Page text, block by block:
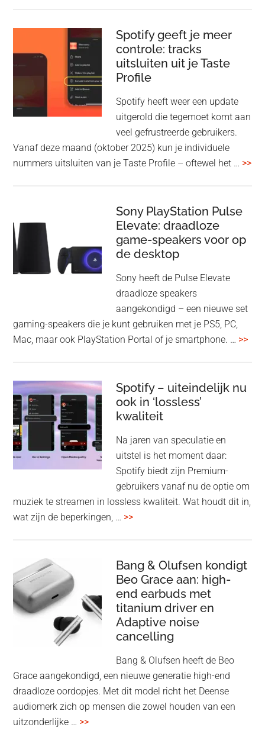
sharing
WF-
en
1000XM6
nieuwe
Spotify geeft je meer
controle: tracks
uitsluiten uit je Taste
Profile
Spotify heeft weer een update
uitgerold die tegemoet komt aan
veel gefrustreerde gebruikers.
Vanaf deze maand (oktober 2025) kun je individuele
nummers uitsluiten van je Taste Profile – oftewel het … >>
Sony PlayStation Pulse
Elevate: draadloze
game-speakers voor op
de desktop
Sony heeft de Pulse Elevate
draadloze speakers
aangekondigd – een nieuwe set
gaming-speakers die je kunt gebruiken met je PS5, PC,
Mac, maar ook PlayStation Portal of je smartphone. … >>
Spotify – uiteindelijk nu
ook in ‘lossless’
kwaliteit
Na jaren van speculatie en
uitstel is het moment daar:
Spotify biedt zijn Premium-
gebruikers vanaf nu de optie om
muziek te streamen in lossless kwaliteit. Wat houdt dit in,
wat zijn de beperkingen, … >>overSpotify
nu
ook
in
‘lossless’
kwaliteit
Bang & Olufsen kondigt
Beo Grace aan: high-
end earbuds met
titanium driver en
Adaptive noise
cancelling
Bang & Olufsen heeft de Beo
Grace aangekondigd, een nieuwe generatie high-end
draadloze oordopjes. Met dit model richt het Deense
audiomerk zich op mensen die zowel houden van een
uitzonderlijke … >>overBang